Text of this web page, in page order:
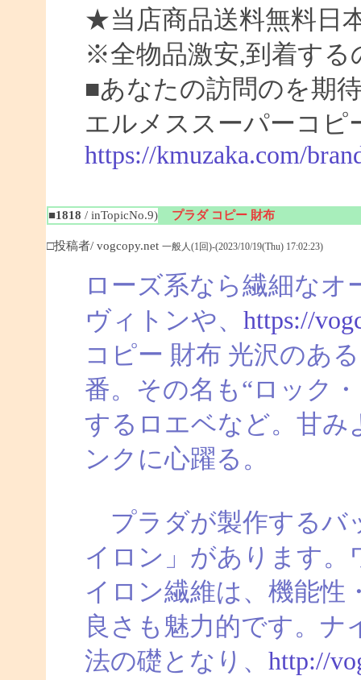
★当店商品送料無料日
※全物品激安,到着する
■あなたの訪問のを
エルメススーパーコピ
https://kmuzaka.com/
■1818 / inTopicNo.9) プラダ コピー 財布
□投稿者/ vogcopy.net 一般人(1回)-(2023/10/19(Thu) 17:02:23)
ローズ系なら繊細な
ヴィトンや、 https://
コピー 財布 光沢のあ
番。その名も“ロック
するロエベなど。甘み
ンクに心躍る。
プラダが製作するバ
イロン」があります
イロン繊維は、機能性
良さも魅力的です。ナ
法の礎となり、 http://